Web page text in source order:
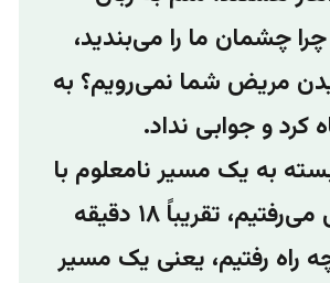
چشمان ما را می‌بندید،
مریض شما نمی‌رویم؟ به
و جوابی نداد.
به یک مسیر نامعلوم با
هزار پریشانی می‌رفتیم، تقریباً ۱۸ دقیقه
راه رفتیم، یعنی یک مسیر